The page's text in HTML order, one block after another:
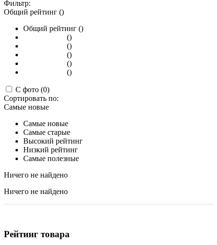
Фильтр:
Общий рейтинг ()
Общий рейтинг ()
()
()
()
()
()
С фото (0)
Сортировать по:
Самые новые
Самые новые
Самые старые
Высокий рейтинг
Низкий рейтинг
Самые полезные
Ничего не найдено
Ничего не найдено
Рейтинг товара